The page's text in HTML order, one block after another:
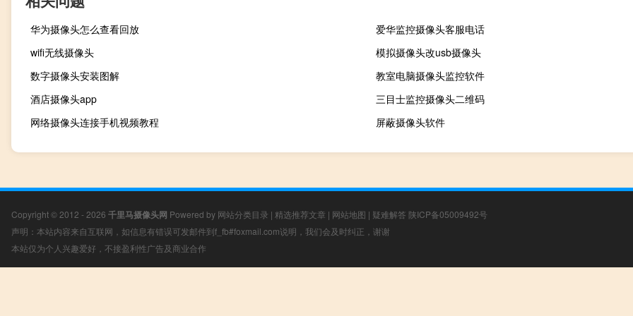
华为摄像头怎么查看回放
爱华监控摄像头客服电话
wifi无线摄像头
模拟摄像头改usb摄像头
数字摄像头安装图解
教室电脑摄像头监控软件
酒店摄像头app
三目士监控摄像头二维码
网络摄像头连接手机视频教程
屏蔽摄像头软件
Copyright © 2012 - 2026 千里马摄像头网 Powered by 网站分类目录 | 精选推荐文章 | 网站地图 | 疑难解答 陕ICP备05009492号
声明：本站内容来自互联网，如信息有错误可发邮件到f_fb#foxmail.com说明，我们会及时纠正，谢谢
本站仅为个人兴趣爱好，不接盈利性广告及商业合作